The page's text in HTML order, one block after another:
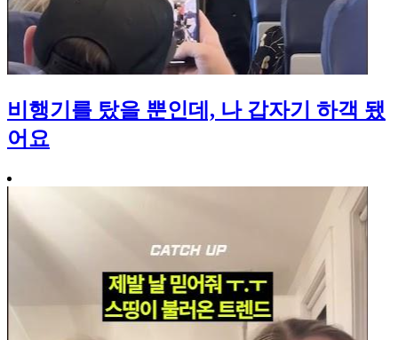
비행기를 탔을 뿐인데, 나 갑자기 하객 됐
어요